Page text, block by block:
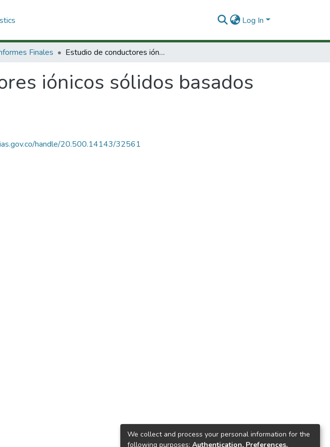
Log In
Finales Estudio de conductores iónicos sólidos basados en polímeros electroactivos
iónicos sólidos basados
handle/20.500.14143/32561
We collect and process your personal information for the
following purposes: Authentication, Preferences,